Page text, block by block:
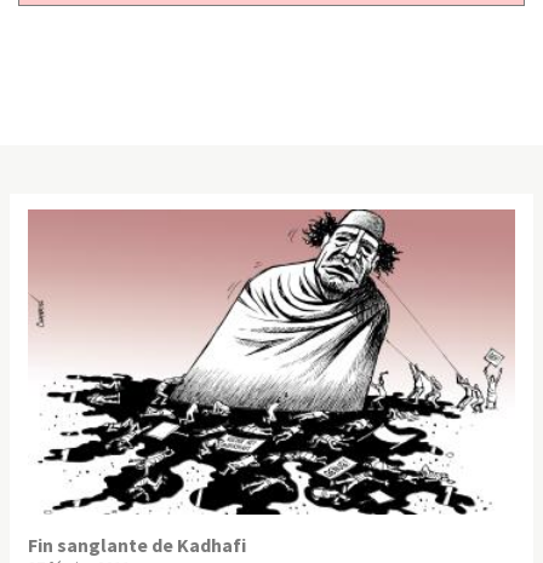
Fin sanglante de Kadhafi